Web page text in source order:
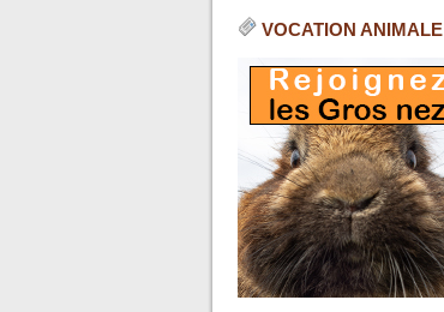
VOCATION ANIMALE